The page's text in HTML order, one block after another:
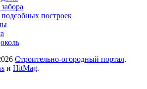
построек
Строительно-огородный портал.
и HitMag.